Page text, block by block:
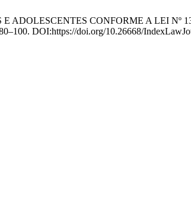
ADOLESCENTES CONFORME A LEI Nº
DOI:https://doi.org/10.26668/